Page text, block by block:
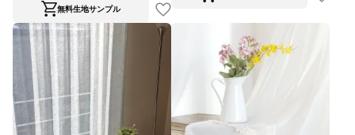
無料生地サンプル